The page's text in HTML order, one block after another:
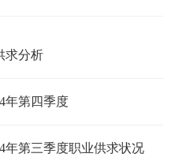
求分析
年第四季度
年第三季度职业供求状况